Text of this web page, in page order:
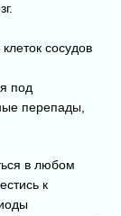
сосудов
под
перепады,
в любом
к